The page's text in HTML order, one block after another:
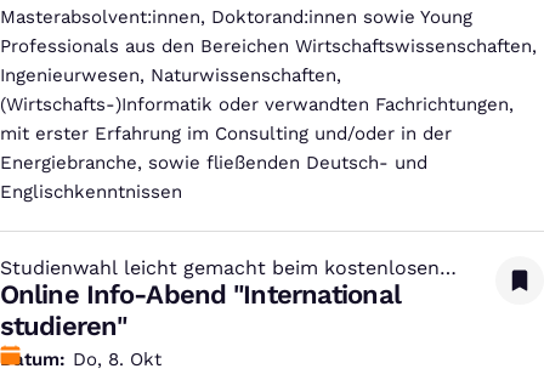
Masterabsolvent:innen, Doktorand:innen sowie Young
Professionals aus den Bereichen Wirtschaftswissenschaften,
Ingenieurwesen, Naturwissenschaften,
(Wirtschafts-)Informatik oder verwandten Fachrichtungen,
mit erster Erfahrung im Consulting und/oder in der
Energiebranche, sowie fließenden Deutsch- und
Englischkenntnissen
Studienwahl leicht gemacht beim kostenlosen
Studien-Infotag
:
Online Info-Abend "International
studieren"
Datum
Do, 8. Okt